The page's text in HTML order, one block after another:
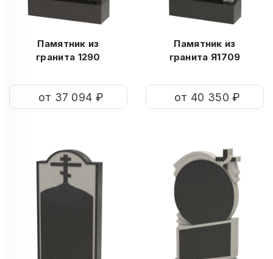
Памятник из
гранита 1290
от 37 094 ₽
Памятник из
гранита Я1709
от 40 350 ₽